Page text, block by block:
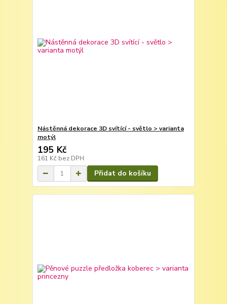
Nástěnná dekorace 3D svítící - světlo > varianta
motýl
195 Kč
161 Kč bez DPH
Přidat do košíku